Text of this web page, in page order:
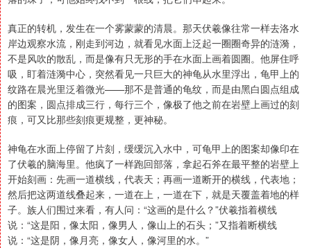
真正的转机，发生在一个雾蒙蒙的清晨。那天伏羲像往常一样去洛水
岸边观察水流，刚走到河边，就看见水面上泛起一圈圈奇异的涟漪，
不是风吹的散乱，而是像有只无形的手在水面上画着圆圈。他屏住呼
吸，盯着涟漪中心，突然看见一只巨大的神龟从水里浮出，龟甲上的
纹路在晨光里泛着微光——那不是普通的龟纹，而是由黑白圆点组成
的图案，圆点排成三行，每行三个，像极了他之前在岩壁上画过的刻
痕，可又比那些刻痕更规整，更神秘。
神龟在水面上停留了片刻，缓缓沉入水中，可龟甲上的图案却像印在
了伏羲的脑海里。他疯了一样跑回部落，拿起石斧在最平整的岩壁上
开始刻画：先画一道横线，代表天；再画一道断开的横线，代表地；
然后把这两道线叠起来，一道在上，一道在下，就是天覆盖着地的样
子。族人们围过来看，有人问：“这画的是什么？”伏羲指着横线
说：“这是阳，像太阳，像男人，像山上的石头；”又指着断横线
说：“这是阴，像月亮，像女人，像河里的水。”